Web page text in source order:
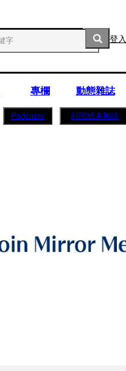
登入
專欄
動態雜誌
Podcasts 訂閱紙本雜誌